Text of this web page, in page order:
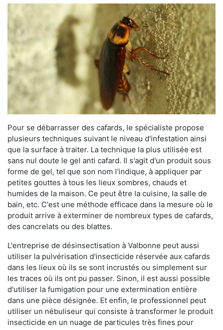
Pour se débarrasser des cafards, le spécialiste propose
plusieurs techniques suivant le niveau d'infestation ainsi
que la surface à traiter. La technique la plus utilisée est
sans nul doute le gel anti cafard. Il s'agit d'un produit sous
forme de gel, tel que son nom l'indique, à appliquer par
petites gouttes à tous les lieux sombres, chauds et
humides de la maison. Ce peut être la cuisine, la salle de
bain, etc. C'est une méthode efficace dans la mesure où le
produit arrive à exterminer de nombreux types de cafards,
des cancrelats ou des blattes.
L'entreprise de désinsectisation à Valbonne peut aussi
utiliser la pulvérisation d'insecticide réservée aux cafards
dans les lieux où ils se sont incrustés ou simplement sur
les traces où ils ont pu passer. Sinon, il est aussi possible
d'utiliser la fumigation pour une extermination entière
dans une pièce désignée. Et enfin, le professionnel peut
utiliser un nébuliseur qui consiste à transformer le produit
insecticide en un nuage de particules très fines pour